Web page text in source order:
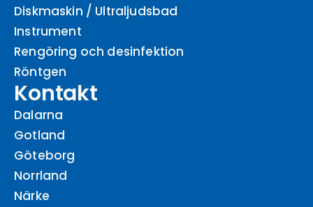
Diskmaskin / Ultraljudsbad
Instrument
Rengöring och desinfektion
Röntgen
Kontakt
Dalarna
Gotland
Göteborg
Norrland
Närke